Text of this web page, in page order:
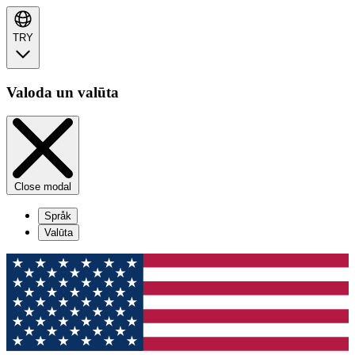
TRY
Valoda un valūta
Close modal
Språk
Valūta